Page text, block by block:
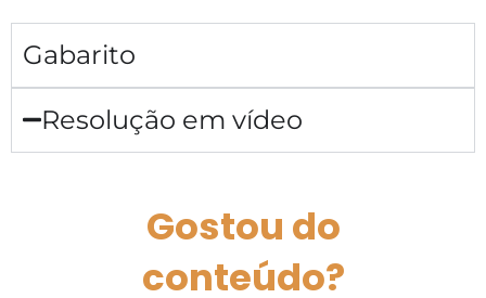
Gabarito
Resolução em vídeo
Gostou do
conteúdo?